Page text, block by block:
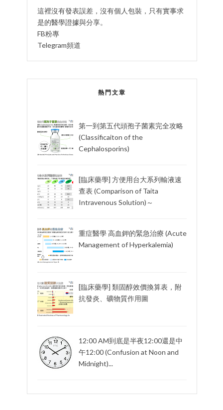
這裡沒有發表誤差，沒有個人包裝，只有實事求
是的醫學證據與分享。
FB粉專
Telegram頻道
熱門文章
第一到第五代頭孢子菌素完全攻略
(Classificaiton of the
Cephalosporins)
[臨床藥學] 方便用台大系列輸液速
查表 (Comparison of Taita
Intravenous Solution)～
重症醫學 高血鉀的緊急治療 (Acute
Management of Hyperkalemia)
[臨床藥學] 類固醇效價換算表，附
抗發炎、礦物質作用圖
12:00 AM到底是半夜12:00還是中
午12:00 (Confusion at Noon and
Midnight)...